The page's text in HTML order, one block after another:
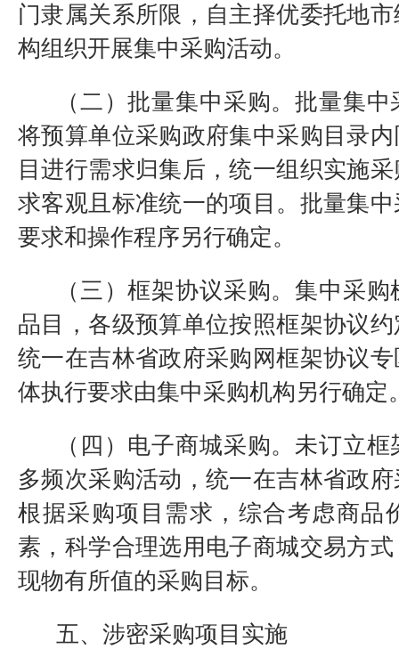
门隶属关系所限，自主择优委托地
构组织开展集中采购活动。
（二）批量集中采购。批量集
将预算单位采购政府集中采购目录
目进行需求归集后，统一组织实施
求客观且标准统一的项目。批量集
要求和操作程序另行确定。
（三）框架协议采购。集中采
品目，各级预算单位按照框架协议
统一在吉林省政府采购网框架协议
体执行要求由集中采购机构另行确定
（四）电子商城采购。未订立
多频次采购活动，统一在吉林省政
根据采购项目需求，综合考虑商品
素，科学合理选用电子商城交易方
现物有所值的采购目标。
五、涉密采购项目实施